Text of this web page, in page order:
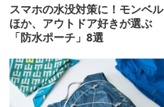
スマホの水没対策に！モンベル
ほか、アウトドア好きが選ぶ
「防水ポーチ」8選